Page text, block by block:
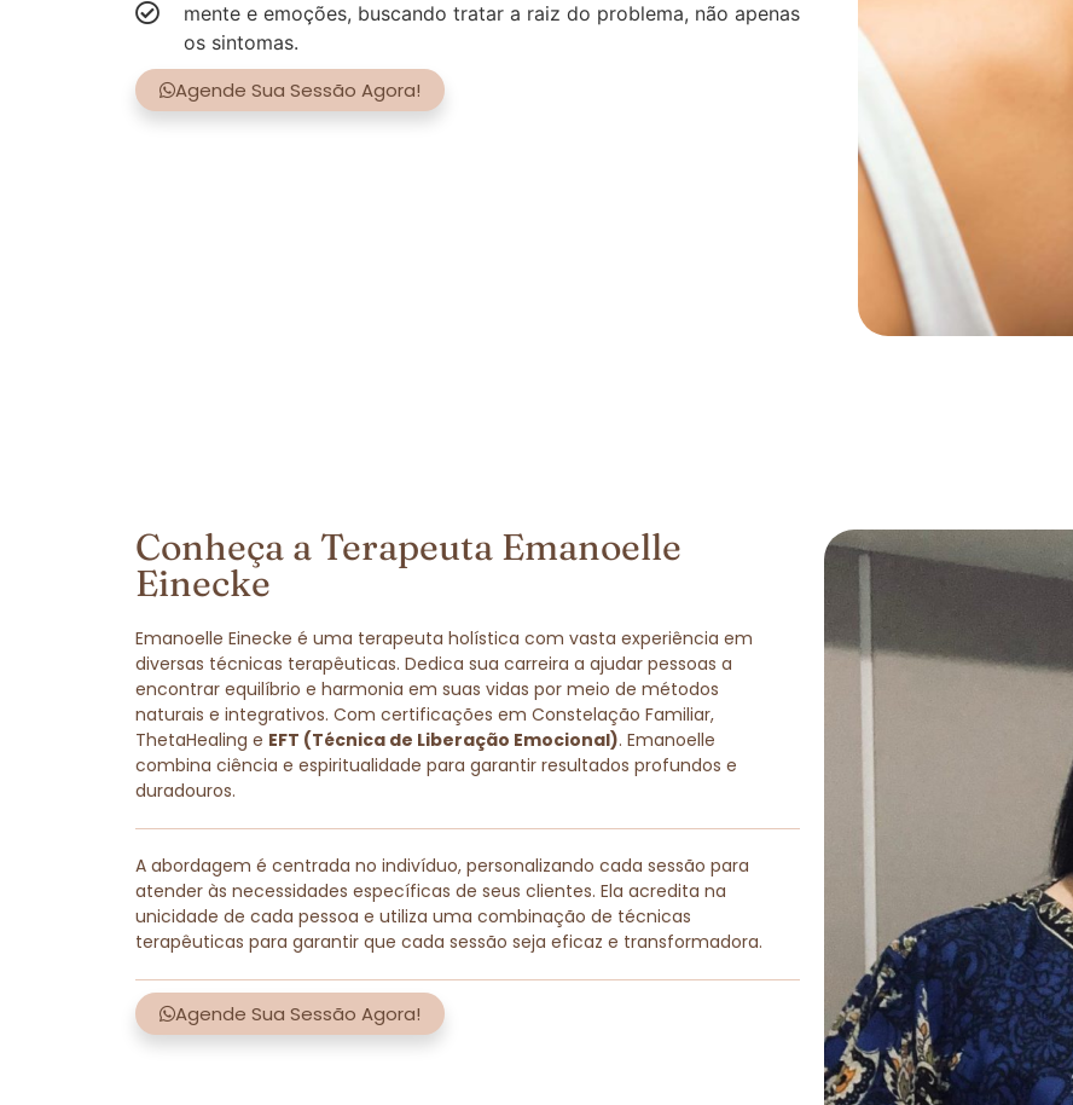
mente e emoções, buscando tratar a raiz do problema, não apenas
os sintomas.
Agende Sua Sessão Agora!
Conheça a Terapeuta Emanoelle
Einecke
Emanoelle Einecke é uma terapeuta holística com vasta experiência em
diversas técnicas terapêuticas. Dedica sua carreira a ajudar pessoas a
encontrar equilíbrio e harmonia em suas vidas por meio de métodos
naturais e integrativos. Com certificações em Constelação Familiar,
ThetaHealing e EFT (Técnica de Liberação Emocional). Emanoelle
combina ciência e espiritualidade para garantir resultados profundos e
duradouros.
A abordagem é centrada no indivíduo, personalizando cada sessão para
atender às necessidades específicas de seus clientes. Ela acredita na
unicidade de cada pessoa e utiliza uma combinação de técnicas
terapêuticas para garantir que cada sessão seja eficaz e transformadora.
Agende Sua Sessão Agora!